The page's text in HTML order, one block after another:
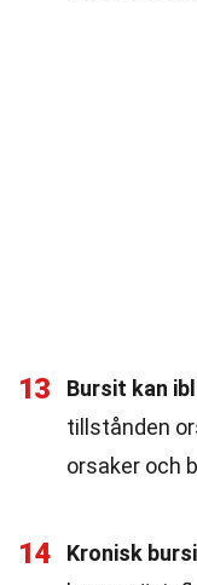
13 Bursit kan
tillstånden
orsaker och
14 Kronisk